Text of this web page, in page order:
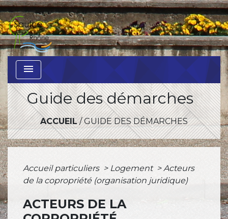
menu
Guide des démarches
ACCUEIL/GUIDE DES DÉMARCHES
Accueil particuliers > Logement > Acteurs
de la copropriété (organisation juridique)
ACTEURS DE LA